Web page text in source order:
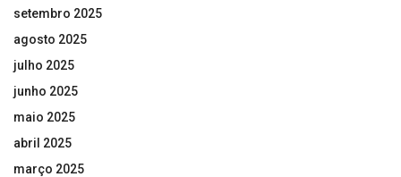
setembro 2025
agosto 2025
julho 2025
junho 2025
maio 2025
abril 2025
março 2025